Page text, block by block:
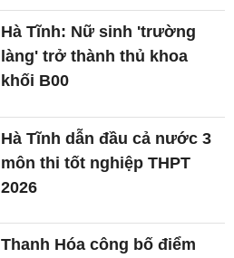
Hà Tĩnh: Nữ sinh 'trường
làng' trở thành thủ khoa
khối B00
Hà Tĩnh dẫn đầu cả nước 3
môn thi tốt nghiệp THPT
2026
Thanh Hóa công bố điểm